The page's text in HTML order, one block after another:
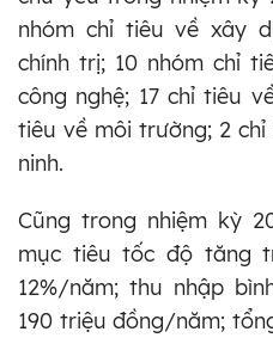
nhóm chỉ tiêu về xây
chính trị; 10 nhóm chỉ
công nghệ; 17 chỉ tiêu
tiêu về môi trường; 2
ninh.
Cũng trong nhiệm kỳ
mục tiêu tốc độ tăng
12%/năm; thu nhập
190 triệu đồng/năm;